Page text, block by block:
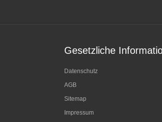
Gesetzliche
Datenschutz
AGB
Sitemap
Impressum